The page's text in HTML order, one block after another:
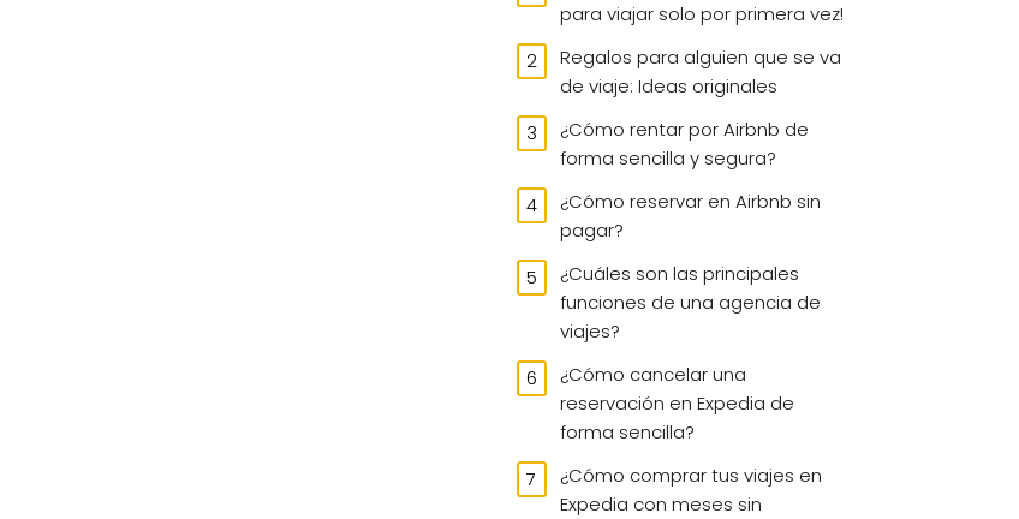
para viajar solo por primera vez!
Regalos para alguien que se va
de viaje: Ideas originales
¿Cómo rentar por Airbnb de
forma sencilla y segura?
¿Cómo reservar en Airbnb sin
pagar?
¿Cuáles son las principales
funciones de una agencia de
viajes?
¿Cómo cancelar una
reservación en Expedia de
forma sencilla?
¿Cómo comprar tus viajes en
Expedia con meses sin